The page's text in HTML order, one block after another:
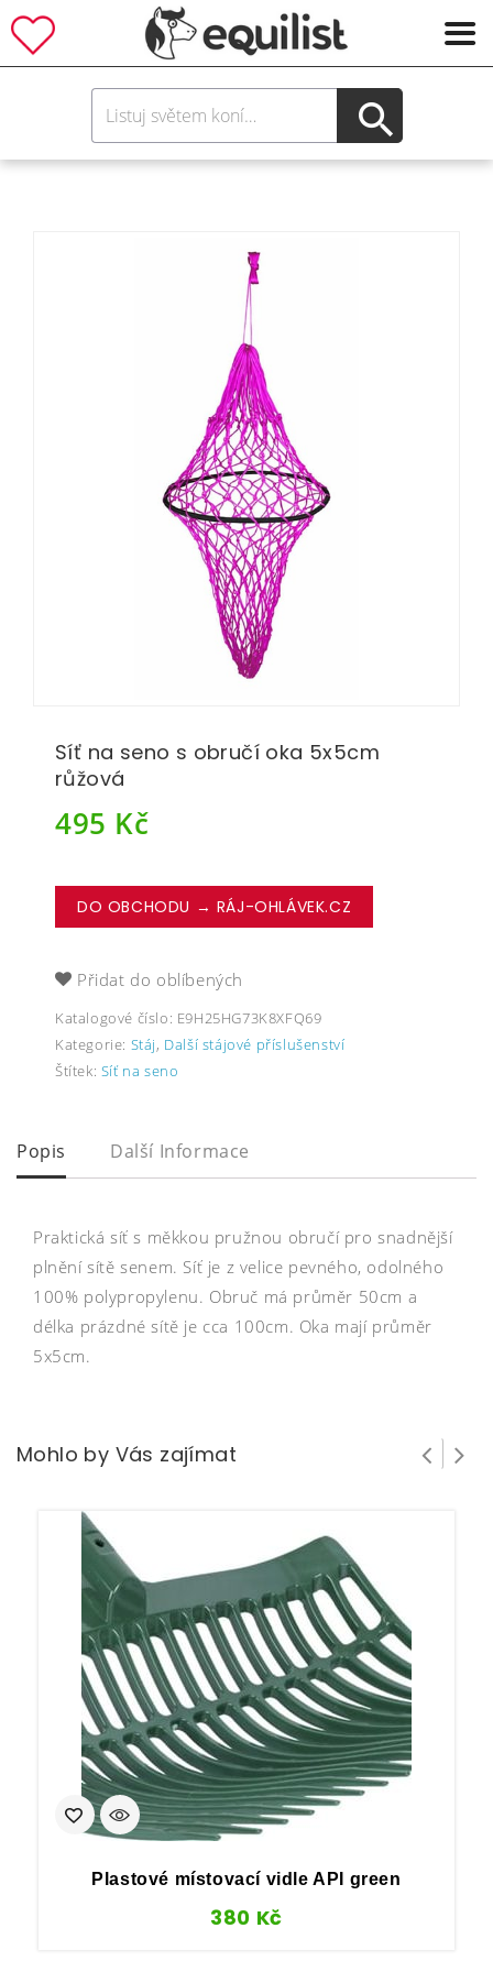
Síť na seno s obručí oka 5x5cm
růžová
495 Kč
DO OBCHODU → RÁJ-OHLÁVEK.CZ
Přidat do oblíbených
Katalogové číslo: E9H25HG73K8XFQ69
Kategorie: Stáj, Další stájové příslušenství
Štítek: Síť na seno
Popis Další Informace
Praktická síť s měkkou pružnou obručí pro snadnější
plnění sítě senem. Síť je z velice pevného, odolného
100% polypropylenu. Obruč má průměr 50cm a
délka prázdné sítě je cca 100cm. Oka mají průměr
5x5cm.
Mohlo by Vás zajímat
Plastové místovací vidle API green
380 Kč